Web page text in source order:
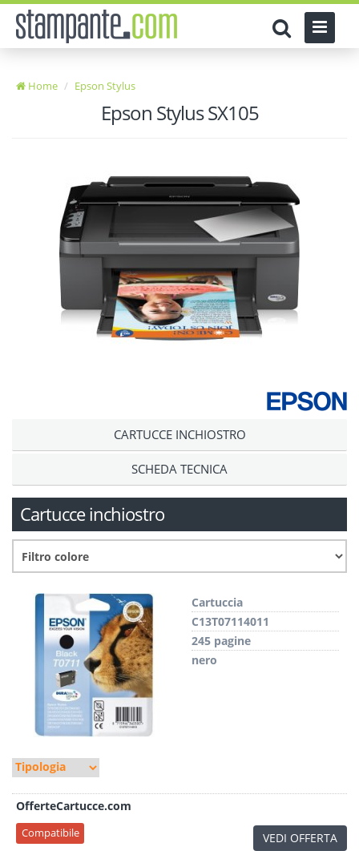
Home Epson Stylus
Epson Stylus SX105
CARTUCCE INCHIOSTRO
SCHEDA TECNICA
Cartucce inchiostro
Cartuccia
C13T07114011
245 pagine
nero
OfferteCartucce.com
Compatibile VEDI OFFERTA